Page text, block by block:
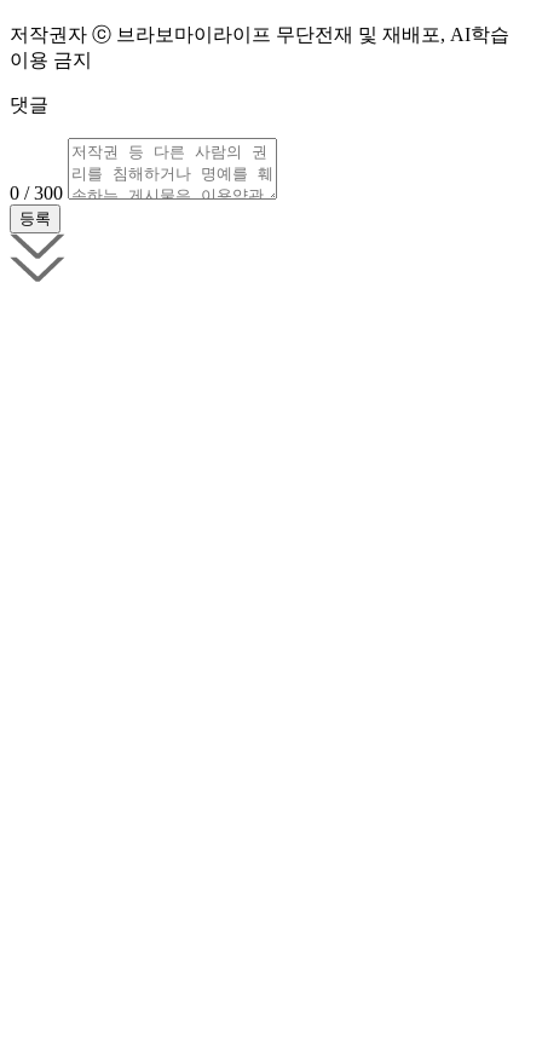
저작권자 ⓒ 브라보마이라이프 무단전재 및 재배포, AI학습
이용 금지
댓글
0 / 300